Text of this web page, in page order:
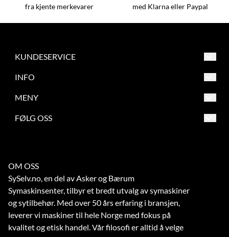
fra kjente merkevarer med Klarna eller Paypal
KUNDESERVICE
noreply@symaskinsenter.no
INFO
Kontakt oss
MENY
Verksted
Kontakt oss
FØLG OSS
OM OSS
SySelv.no, en del av Asker og Bærum
Symaskinsenter, tilbyr et bredt utvalg av symaskiner
og sytilbehør. Med over 50 års erfaring i bransjen,
leverer vi maskiner til hele Norge med fokus på
kvalitet og etisk handel. Vår filosofi er alltid å velge